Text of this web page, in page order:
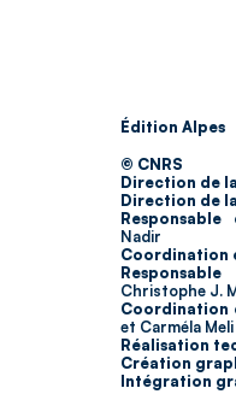
Édition Alpes
© CNRS
Direction de
Direction de
Nadir
Coordination
Christophe J.
Coordination
et Carméla Meli
Réalisation
Création
Intégration